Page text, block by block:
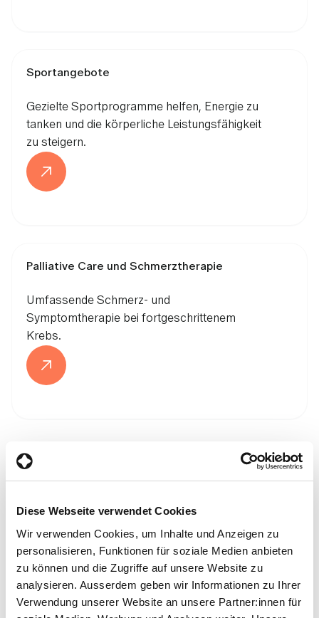
Diese Webseite verwendet Cookies
Wir verwenden Cookies, um Inhalte und Anzeigen zu
personalisieren, Funktionen für soziale Medien anbieten
zu können und die Zugriffe auf unsere Website zu
analysieren. Ausserdem geben wir Informationen zu Ihrer
Verwendung unserer Website an unsere Partner:innen für
Sportangebote
Gezielte Sportprogramme helfen, Energie zu
tanken und die körperliche Leistungsfähigkeit
zu steigern.
Palliative Care und Schmerztherapie
Umfassende Schmerz- und
Symptomtherapie bei fortgeschrittenem
Krebs.
Lernen Sie unser Team kennen